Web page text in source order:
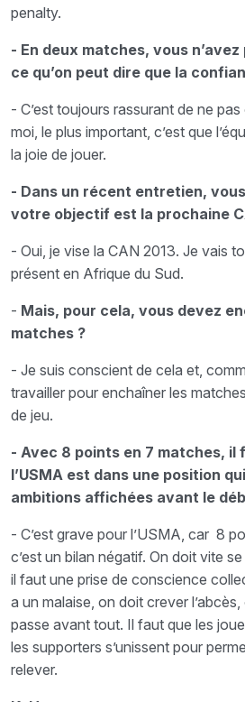
penalty.
- En deux matches, vous
ce qu’on peut dire que la
- C’est toujours rassurant de ne
moi, le plus important, c’est que
la joie de jouer.
- Dans un récent entretien,
votre objectif est la prochaine
- Oui, je vise la CAN 2013. Je vais
présent en Afrique du Sud.
- Mais, pour cela, vous devez
matches ?
- Je suis conscient de cela et,
travailler pour enchaîner les
de jeu.
- Avec 8 points en 7 matches, il
l’USMA est dans une position
ambitions affichées avant le
- C’est grave pour l’USMA, car 8
c’est un bilan négatif. On doit vite
il faut une prise de conscience
a un malaise, on doit crever l’abcès,
passe avant tout. Il faut que les
les supporters s’unissent pour
relever.